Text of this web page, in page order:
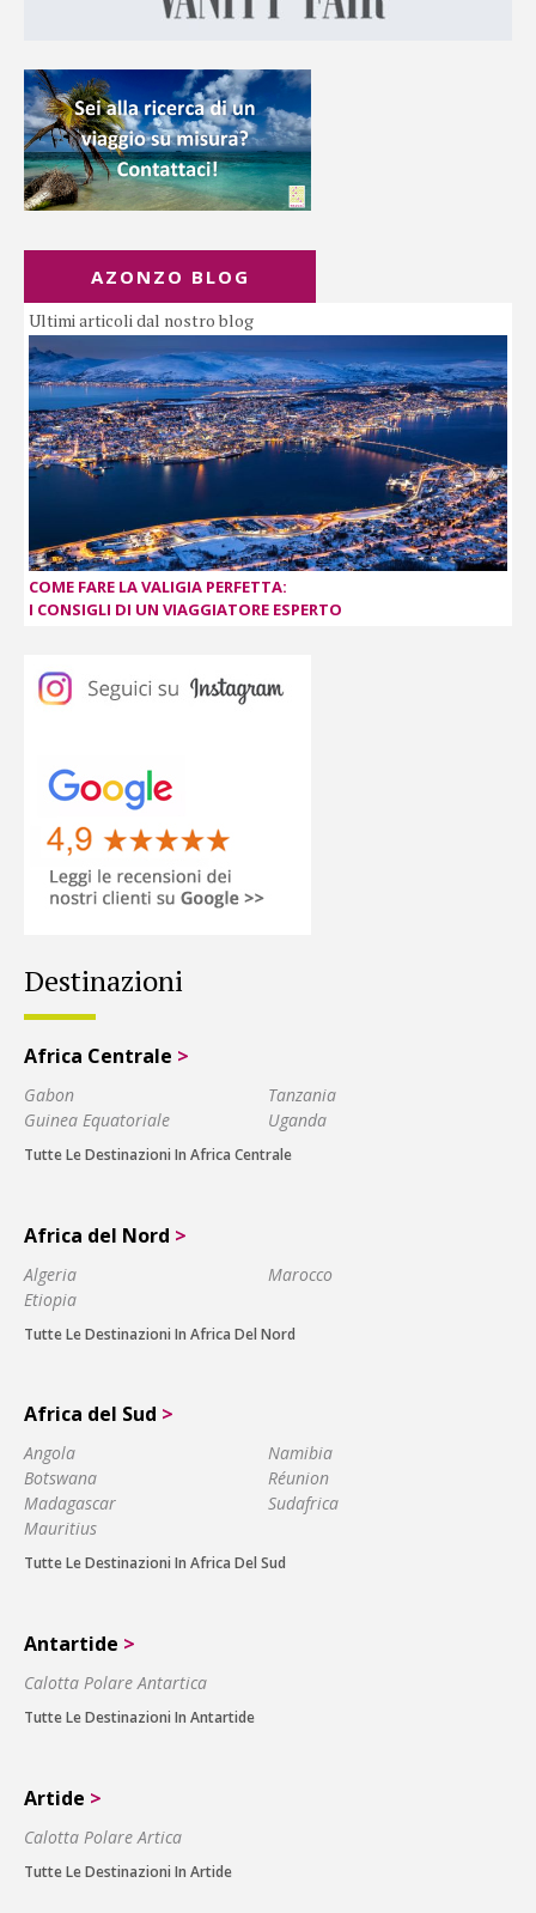
AZONZO BLOG
Ultimi articoli dal nostro blog
COME FARE LA VALIGIA PERFETTA:
I CONSIGLI DI UN VIAGGIATORE ESPERTO
Destinazioni
Africa Centrale >
Gabon
Guinea Equatoriale
Tanzania
Uganda
Tutte Le Destinazioni In Africa Centrale
Africa del Nord >
Algeria
Etiopia
Marocco
Tutte Le Destinazioni In Africa Del Nord
Africa del Sud >
Angola
Botswana
Madagascar
Mauritius
Namibia
Réunion
Sudafrica
Tutte Le Destinazioni In Africa Del Sud
Antartide >
Calotta Polare Antartica
Tutte Le Destinazioni In Antartide
Artide >
Calotta Polare Artica
Tutte Le Destinazioni In Artide